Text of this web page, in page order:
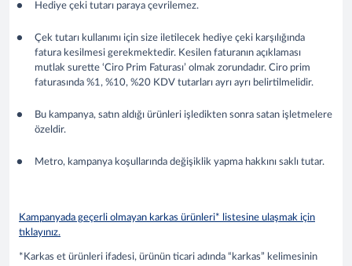
Hediye çeki tutarı paraya çevrilemez.
Çek tutarı kullanımı için size iletilecek hediye çeki karşılığında
fatura kesilmesi gerekmektedir. Kesilen faturanın açıklaması
mutlak surette ‘Ciro Prim Faturası’ olmak zorundadır. Ciro prim
faturasında %1, %10, %20 KDV tutarları ayrı ayrı belirtilmelidir.
Bu kampanya, satın aldığı ürünleri işledikten sonra satan işletmelere
özeldir.
Metro, kampanya koşullarında değişiklik yapma hakkını saklı tutar.
Kampanyada geçerli olmayan karkas ürünleri* listesine ulaşmak için
tıklayınız.
*Karkas et ürünleri ifadesi, ürünün ticari adında “karkas” kelimesinin